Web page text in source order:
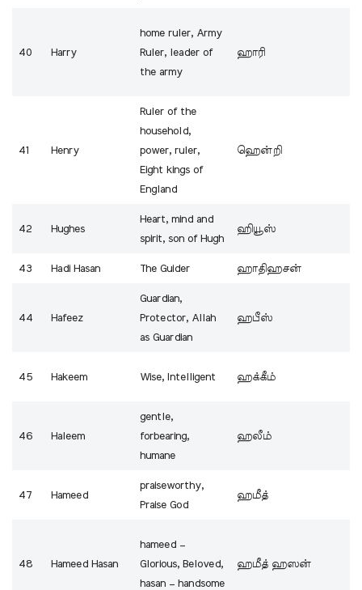
40 Harry
home ruler, Army
Ruler, leader of
the army
ஹாரி
41 Henry
Ruler of the
household,
power, ruler,
Eight kings of
England
ஹென்றி
42 Hughes
Heart, mind and
spirit, son of Hugh
ஹியூஸ்
43 Hadi Hasan The Guider ஹாதிஹசன்
44 Hafeez
Guardian,
Protector, Allah
as Guardian
ஹபீஸ்
45 Hakeem Wise, Intelligent ஹக்கீம்
46 Haleem
gentle,
forbearing,
humane
ஹலீம்
47 Hameed
praiseworthy,
Praise God
ஹமீத்
48 Hameed Hasan
hameed –
Glorious, Beloved,
hasan – handsome
ஹமீத் ஹஸன்